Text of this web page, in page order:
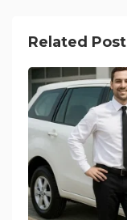
Related Post